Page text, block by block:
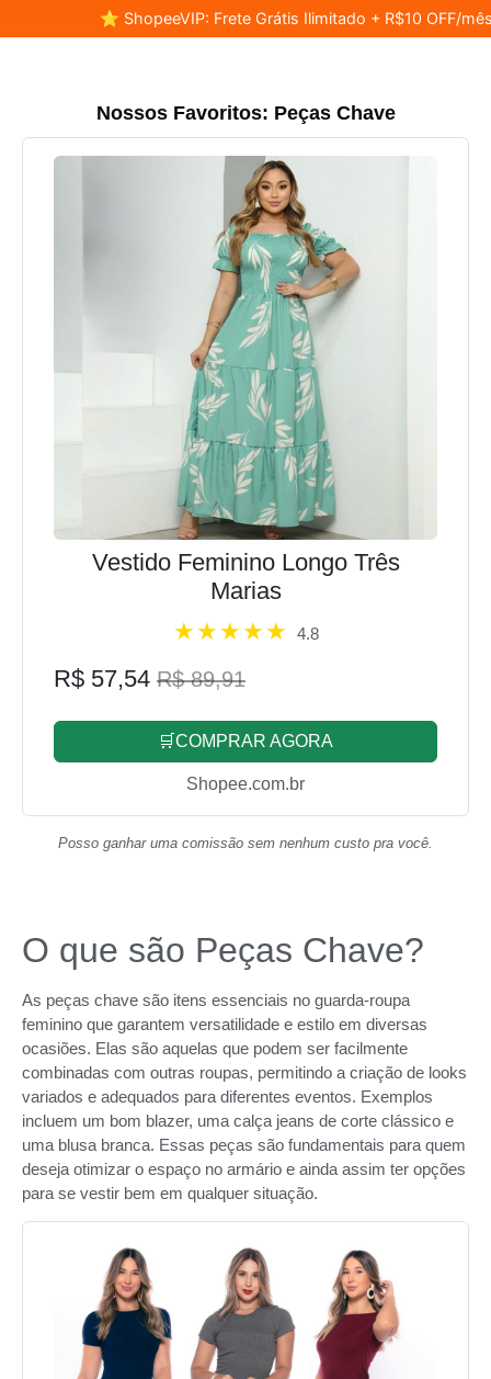
⭐ ShopeeVIP: Frete Grátis Ilimitado + R$10 OFF/
Nossos Favoritos: Peças Chave
Vestido Feminino Longo Três
Marias
4.8
R$ 57,54 R$ 89,91
🛒COMPRAR AGORA
Shopee.com.br
Posso ganhar uma comissão sem nenhum custo pra você.
O que são Peças Chave?
As peças chave são itens essenciais no guarda-roupa
feminino que garantem versatilidade e estilo em diversas
ocasiões. Elas são aquelas que podem ser facilmente
combinadas com outras roupas, permitindo a criação de looks
variados e adequados para diferentes eventos. Exemplos
incluem um bom blazer, uma calça jeans de corte clássico e
uma blusa branca. Essas peças são fundamentais para quem
deseja otimizar o espaço no armário e ainda assim ter opções
para se vestir bem em qualquer situação.